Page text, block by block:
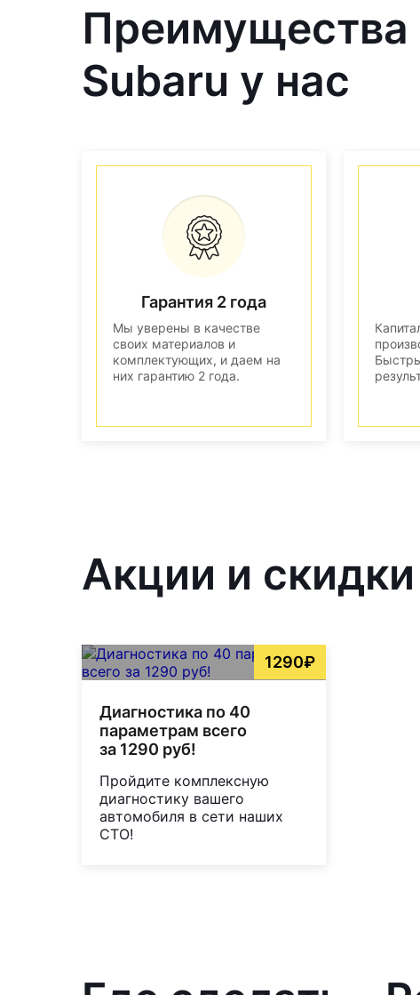
Преимущества
Subaru у нас
Гарантия 2 года
Мы уверены в качестве
своих материалов и
комплектующих, и даем на
них гарантию 2 года.
Акции и
1290₽
Диагностика по 40
параметрам всего
за 1290 руб!
Пройдите комплексную
диагностику вашего
автомобиля в сети наших
СТО!